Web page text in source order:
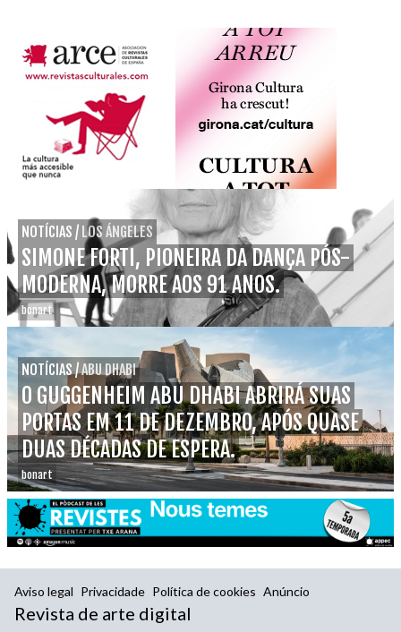
NOTÍCIAS / LOS ÁNGELES
SIMONE FORTI, PIONEIRA DA DANÇA PÓS-
MODERNA, MORRE AOS 91 ANOS.
bonart
NOTÍCIAS/ABU DHABI
O GUGGENHEIM ABU DHABI ABRIRÁ SUAS
PORTAS EM 11 DE DEZEMBRO, APÓS QUASE
DUAS DÉCADAS DE ESPERA.
bonart
Aviso legal Privacidade Política de cookies Anúncio
Revista de arte digital